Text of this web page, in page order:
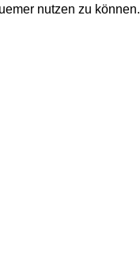
nutzen zu können.